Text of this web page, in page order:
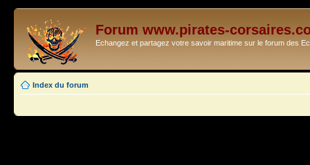
Forum www.pirates-
Echangez et partagez votre savoir maritime sur le forum des
Index du forum